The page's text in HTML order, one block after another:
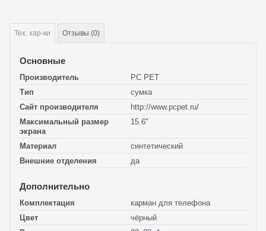
Тех. хар-ки Отзывы (0)
Основные
Производитель
PC PET
Тип
сумка
Сайт производителя
http://www.pcpet.ru/
Максимальный размер
экрана
15.6"
Материал
синтетический
Внешние отделения
да
Дополнительно
Комплектация
карман для телефона
Цвет
чёрный